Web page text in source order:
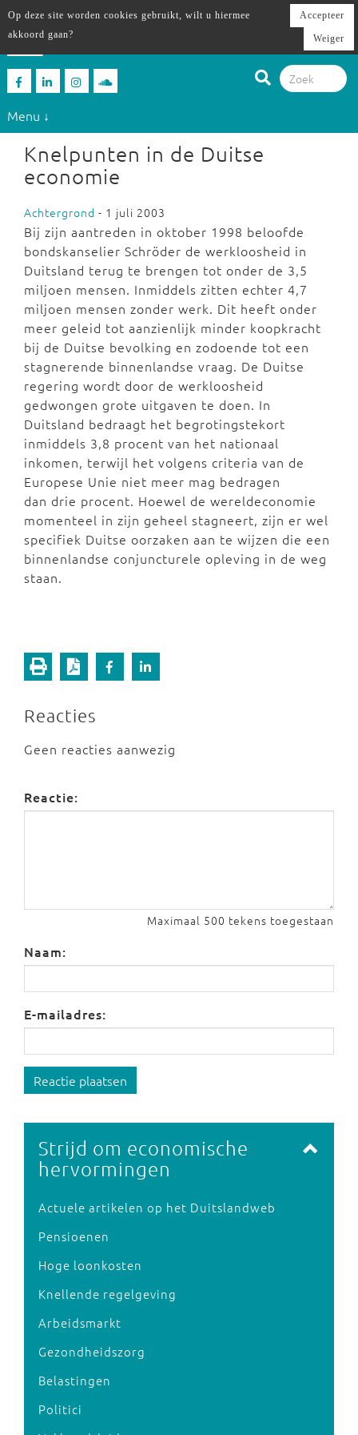
Menu ↓
Knelpunten in de Duitse
economie
Achtergrond - 1 juli 2003
Bij zijn aantreden in oktober 1998 beloofde
bondskanselier Schröder de werkloosheid in
Duitsland terug te brengen tot onder de 3,5
miljoen mensen. Inmiddels zitten echter 4,7
miljoen mensen zonder werk. Dit heeft onder
meer geleid tot aanzienlijk minder koopkracht
bij de Duitse bevolking en zodoende tot een
stagnerende binnenlandse vraag. De Duitse
regering wordt door de werkloosheid
gedwongen grote uitgaven te doen. In
Duitsland bedraagt het begrotingstekort
inmiddels 3,8 procent van het nationaal
inkomen, terwijl het volgens criteria van de
Europese Unie niet meer mag bedragen
dan drie procent. Hoewel de wereldeconomie
momenteel in zijn geheel stagneert, zijn er wel
specifiek Duitse oorzaken aan te wijzen die een
binnenlandse conjuncturele opleving in de weg
staan.
Reacties
Geen reacties aanwezig
Reactie:
Maximaal 500 tekens toegestaan
Naam:
E-mailadres:
Reactie plaatsen
Strijd om economische
hervormingen
Actuele artikelen op het Duitslandweb
Pensioenen
Hoge loonkosten
Knellende regelgeving
Arbeidsmarkt
Gezondheidszorg
Belastingen
Politici
Op deze site worden cookies gebruikt, wilt u hiermee
akkoord gaan?
Accepteer
Weiger